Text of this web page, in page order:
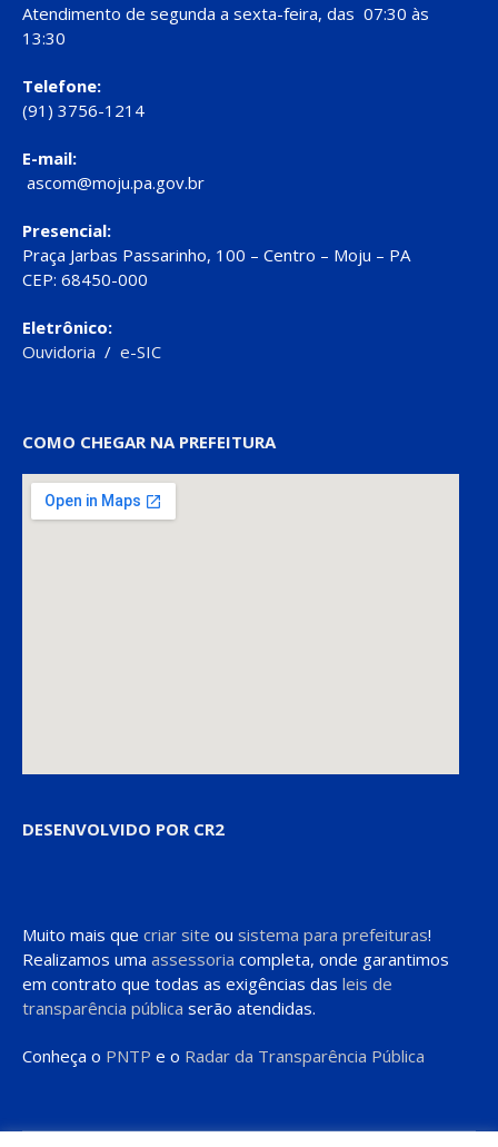
Atendimento de segunda a sexta-feira, das 07:30 às
13:30
Telefone:
(91) 3756-1214
E-mail:
ascom@moju.pa.gov.br
Presencial:
Praça Jarbas Passarinho, 100 – Centro – Moju – PA
CEP: 68450-000
Eletrônico:
Ouvidoria / e-SIC
COMO CHEGAR NA PREFEITURA
DESENVOLVIDO POR CR2
Muito mais que criar site ou sistema para prefeituras!
Realizamos uma assessoria completa, onde garantimos
em contrato que todas as exigências das leis de
transparência pública serão atendidas.
Conheça o PNTP e o Radar da Transparência Pública